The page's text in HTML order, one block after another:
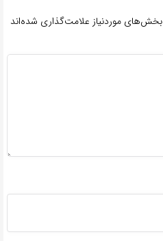
بخش‌های موردنیاز علامت‌گذاری شده‌اند